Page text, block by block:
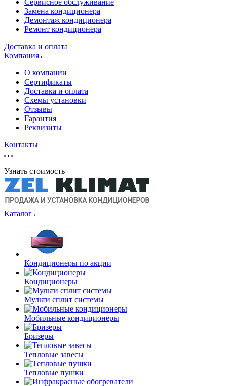
Сервисное обслуживание
Замена кондиционера
Демонтаж кондиционера
Ремонт кондиционера
Доставка и оплата
Компания
О компании
Сертификаты
Доставка и оплата
Схемы установки
Отзывы
Гарантия
Реквизиты
Контакты
Узнать стоимость
Каталог
Кондиционеры по акции
Кондиционеры
Мульти сплит системы
Мобильные кондиционеры
Бризеры
Тепловые завесы
Тепловые пушки